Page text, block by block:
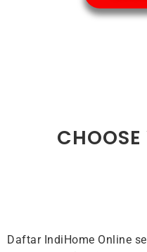
CHOOSE
Daftar IndiHome Online